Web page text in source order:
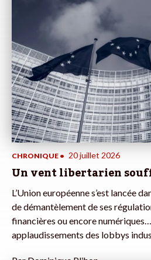
CHRONIQUE • 20 juillet 2026
Un vent libertarien
L’Union européenne s’est lancée
de démantèlement de ses
financières ou encore
applaudissements des lobbys